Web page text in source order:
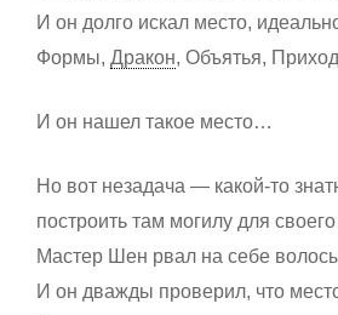
ESC to close
И он долго искал место,
Формы,Дракон, Объятья,
И он нашел такое место…
Но вот незадача — какой-то
построить там могилу для
Мастер Шен рвал на себе
И он дважды проверил, что